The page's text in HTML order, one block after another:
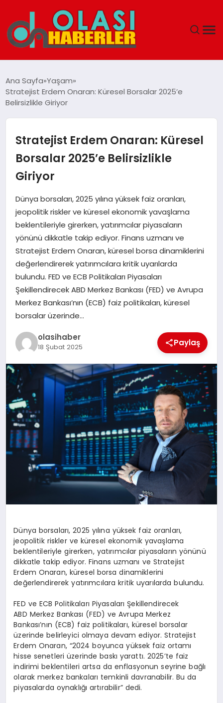
SPOR
TEKNOLOJI
YAŞAM
Ana Sayfa Yaşam
Stratejist Erdem Onaran: Küresel Borsalar 2025’e
Belirsizlikle Giriyor
Stratejist Erdem Onaran: Küresel
Borsalar 2025’e Belirsizlikle
Giriyor
Dünya borsaları, 2025 yılına yüksek faiz oranları,
jeopolitik riskler ve küresel ekonomik yavaşlama
beklentileriyle girerken, yatırımcılar piyasaların
yönünü dikkatle takip ediyor. Finans uzmanı ve
Stratejist Erdem Onaran, küresel borsa dinamiklerini
değerlendirerek yatırımcılara kritik uyarılarda
bulundu. FED ve ECB Politikaları Piyasaları
Şekillendirecek ABD Merkez Bankası (FED) ve Avrupa
Merkez Bankası’nın (ECB) faiz politikaları, küresel
borsalar üzerinde…
olasihaber
18 Şubat 2025 Paylaş
Dünya borsaları, 2025 yılına yüksek faiz oranları,
jeopolitik riskler ve küresel ekonomik yavaşlama
beklentileriyle girerken, yatırımcılar piyasaların yönünü
dikkatle takip ediyor. Finans uzmanı ve Stratejist
Erdem Onaran, küresel borsa dinamiklerini
değerlendirerek yatırımcılara kritik uyarılarda bulundu.
FED ve ECB Politikaları Piyasaları Şekillendirecek
ABD Merkez Bankası (FED) ve Avrupa Merkez
Bankası’nın (ECB) faiz politikaları, küresel borsalar
üzerinde belirleyici olmaya devam ediyor. Stratejist
Erdem Onaran, “2024 boyunca yüksek faiz ortamı
hisse senetleri üzerinde baskı yarattı. 2025’te faiz
indirimi beklentileri artsa da enflasyonun seyrine bağlı
olarak merkez bankaları temkinli davranabilir. Bu da
piyasalarda oynaklığı artırabilir” dedi.